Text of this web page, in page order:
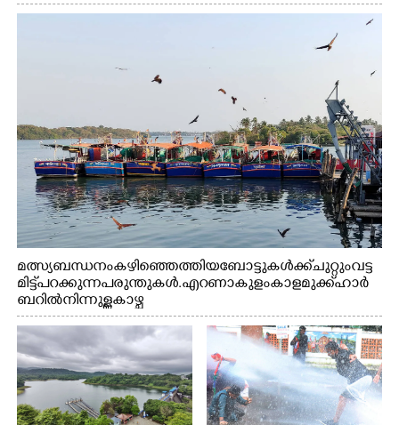
മത്സ്യബന്ധനം കഴിഞ്ഞെത്തിയ ബോട്ടുകൾക്ക് ചുറ്റും വട്ട
മിട്ട് പറക്കുന്ന പരുന്തുകൾ. എറണാകുളം കാളമുക്ക് ഹാർ
ബറിൽ നിന്നുള്ള കാഴ്ച